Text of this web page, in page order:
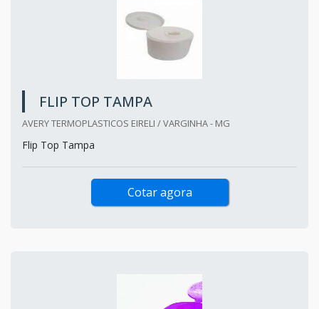
FLIP TOP TAMPA
AVERY TERMOPLASTICOS EIRELI / VARGINHA - MG
Flip Top Tampa
Cotar agora